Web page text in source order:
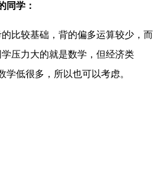
同学：
比较基础，背的偏多运算较少，而
压力大的就是数学，但经济类
学低很多，所以也可以考虑。